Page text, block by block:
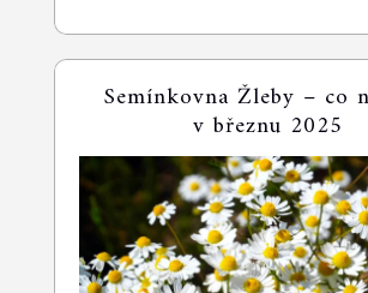
Semínkovna Žleby – co
v březnu 2025